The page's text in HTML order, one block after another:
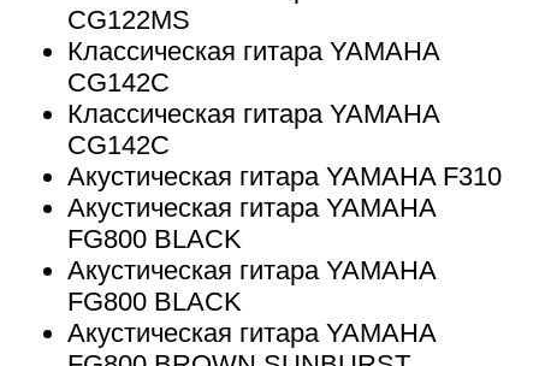
CG122MS
Классическая гитара YAMAHA
CG142C
Классическая гитара YAMAHA
CG142C
Акустическая гитара YAMAHA F310
Акустическая гитара YAMAHA
FG800 BLACK
Акустическая гитара YAMAHA
FG800 BLACK
Акустическая гитара YAMAHA